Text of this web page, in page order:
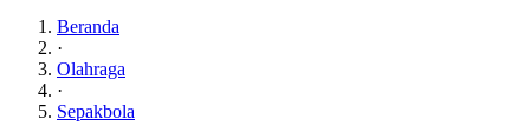
Beranda
·
Olahraga
·
Sepakbola